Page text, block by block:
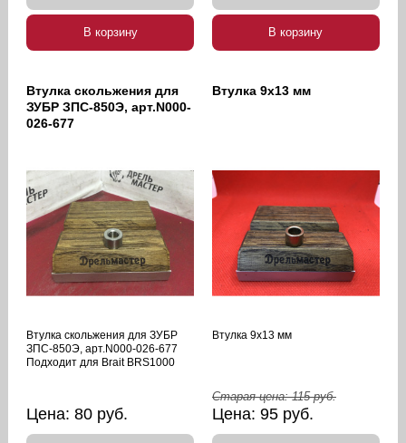
В корзину В корзину
Втулка скольжения для
ЗУБР ЗПС-850Э, арт.N000-
026-677
Втулка скольжения для ЗУБР
ЗПС-850Э, арт.N000-026-677
Подходит для Brait BRS1000
Цена:80 руб.
Втулка 9х13 мм
Втулка 9х13 мм
Старая цена:115руб.
Цена: 95 руб.